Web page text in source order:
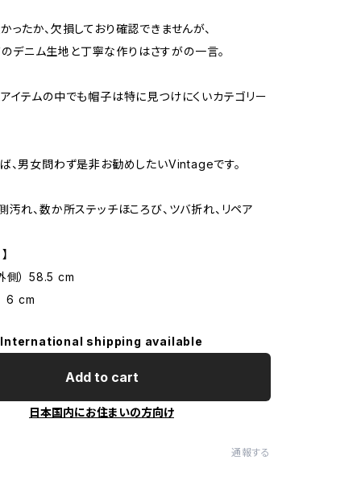
ったか、欠損しており確認できませんが、
デニム生地と丁寧な作りはさすがの一言。
イテムの中でも帽子は特に見つけにくいカテゴリー
、男女問わず是非お勧めしたいVintageです。
汚れ、数か所ステッチほころび、ツバ折れ、リペア
側） 58.5 cm
6 cm
International shipping available
Add to cart
日本国内にお住まいの方向け
通報する